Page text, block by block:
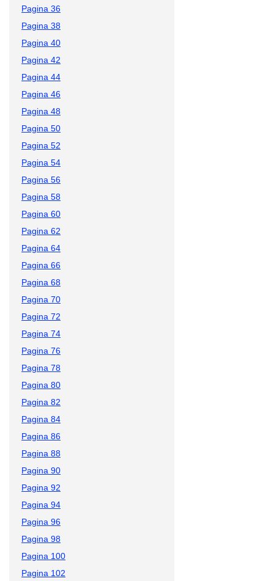
Pagina 36
Pagina 38
Pagina 40
Pagina 42
Pagina 44
Pagina 46
Pagina 48
Pagina 50
Pagina 52
Pagina 54
Pagina 56
Pagina 58
Pagina 60
Pagina 62
Pagina 64
Pagina 66
Pagina 68
Pagina 70
Pagina 72
Pagina 74
Pagina 76
Pagina 78
Pagina 80
Pagina 82
Pagina 84
Pagina 86
Pagina 88
Pagina 90
Pagina 92
Pagina 94
Pagina 96
Pagina 98
Pagina 100
Pagina 102